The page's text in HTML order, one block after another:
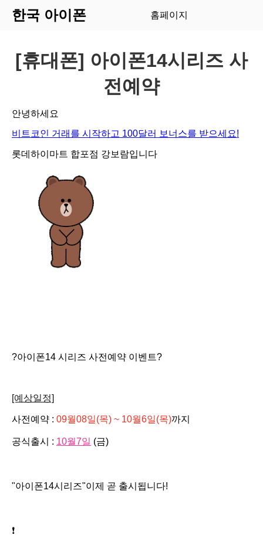
한국 아이폰 홈페이지
[휴대폰] 아이폰14시리즈 사
전예약
안녕하세요
비트코인 거래를 시작하고 100달러 보너스를 받으세요!
롯데하이마트 합포점 강보람입니다
?아이폰14 시리즈 사전예약 이벤트?
[예상일정]
사전예약 : 09월08일(목) ~ 10월6일(목)까지
공식출시 : 10월7일 (금)
"아이폰14시리즈"이제 곧 출시됩니다!
❗️